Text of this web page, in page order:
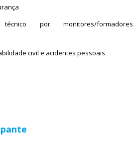
técnico por monitores/formadores
civil e acidentes pessoais